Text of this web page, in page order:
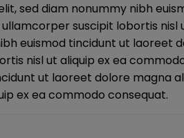
sed diam nonummy nibh
suscipit lobortis
euismod tincidunt ut laoreet
nisl ut aliquip ex ea
ut laoreet dolore magna
ex ea commodo consequat.